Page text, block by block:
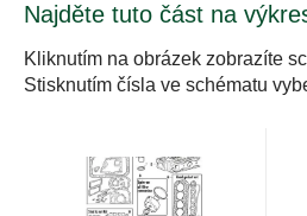
Najděte tuto část na
Kliknutím na obrázek zobrazíte
Stisknutím čísla ve schématu